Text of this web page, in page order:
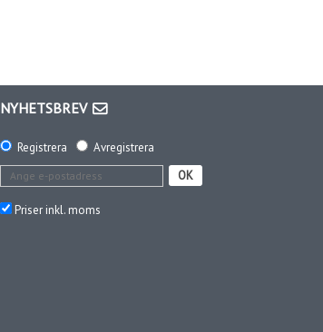
NYHETSBREV
Registrera
Avregistrera
OK
Priser inkl. moms